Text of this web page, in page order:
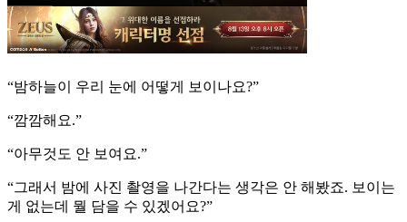
“밤하늘이 우리 눈에 어떻게 보이나요?”
“깜깜해요.”
“아무것도 안 보여요.”
“그래서 밤에 사진 촬영을 나간다는 생각은 안 해봤죠. 보이는
게 없는데 뭘 담을 수 있겠어요?”